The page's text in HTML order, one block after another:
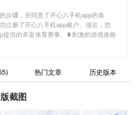
步骤，并同意了开心八手机app的条
注册了开心八手机app账户。现在，您
提供的丰富体育赛事、❥刺激的游戏体验
热门文章 历史版本
截图